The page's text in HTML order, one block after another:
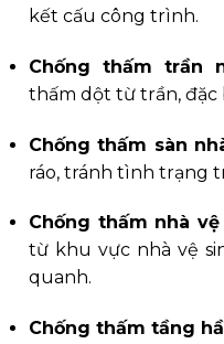
kết cấu công trình.
Chống thấm trần
thấm dột từ trần, đặc
Chống thấm sàn
ráo, tránh tình trạng
Chống thấm nhà
từ khu vực nhà vệ
quanh.
Chống thấm tầng